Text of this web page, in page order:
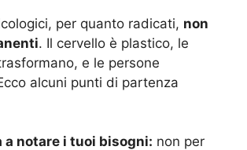
per quanto radicati, non
. Il cervello è plastico, le
e le persone
alcuni punti di partenza
a notare i tuoi bisogni: non per